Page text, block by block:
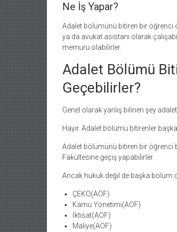
Ne İş Yapar?
Adalet bölümünü bitiren bir öğrenci
ya da avukat asistanı olarak
memuru olabilirler.
Adalet Bölümü
Geçebilirler?
Genel olarak yanlış bilinen şey
Hayır. Adalet bölümü bitirenler
Adalet bölümünü bitiren bir öğrenci
Fakültesine geçiş yapabilirler.
Ancak hukuk değil de başka bölüm
ÇEKO(AOF)
Kamu Yönetimi(AOF)
İktisat(AOF)
Maliye(AOF)